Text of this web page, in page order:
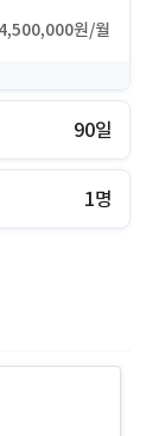
4,500,000원/월
90일
1명